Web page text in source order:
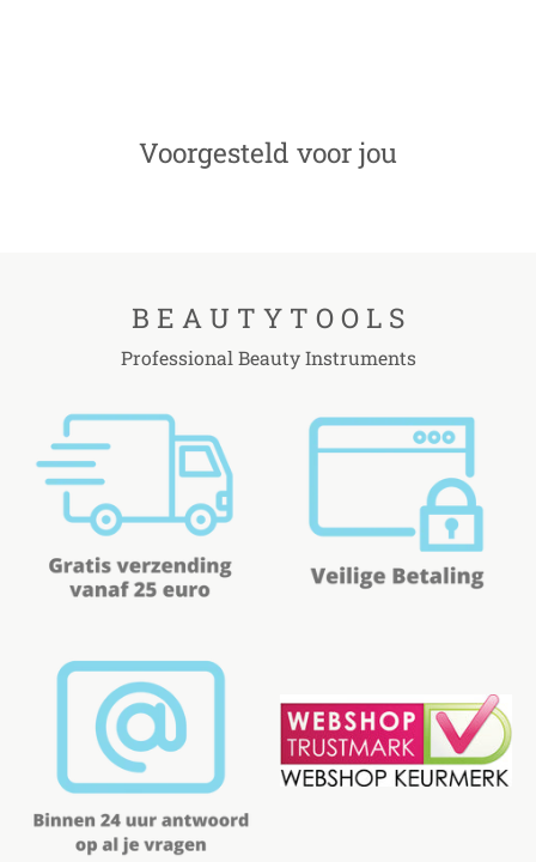
Voorgesteld voor jou
B E A U T Y T O O L S
Professional Beauty Instruments